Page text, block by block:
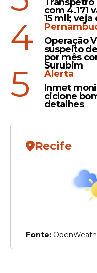
Segundo a
porque “traz
nós possamos
sem impunidade
segurança de
Na prática, a
respostas
com 4.171
15 mil;
4
Operação
suspeito
por mês
Surubim
5
Alerta
Inmet
ciclone
detalhes
Recife
Fonte: